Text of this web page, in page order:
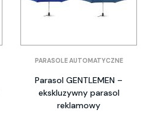
PARASOLE AUTOMATYCZNE
Parasol GENTLEMEN –
ekskluzywny parasol
reklamowy